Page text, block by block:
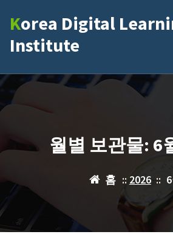
너
기
Korea Digital Learning
Institute
월별 보관물: 6
홈 :: 2026::